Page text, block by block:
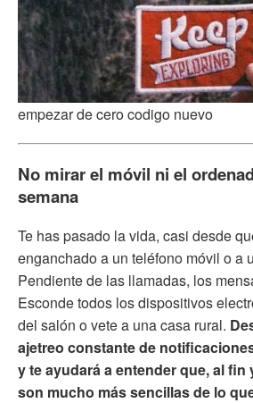
empezar de cero codigo nuevo
No mirar el móvil ni el
semana
Te has pasado la vida, casi desde
enganchado a un teléfono móvil o a
Pendiente de las llamadas, los
Esconde todos los dispositivos
del salón o vete a una casa rural.
ajetreo constante de
y te ayudará a entender que, al fin
son mucho más sencillas de lo